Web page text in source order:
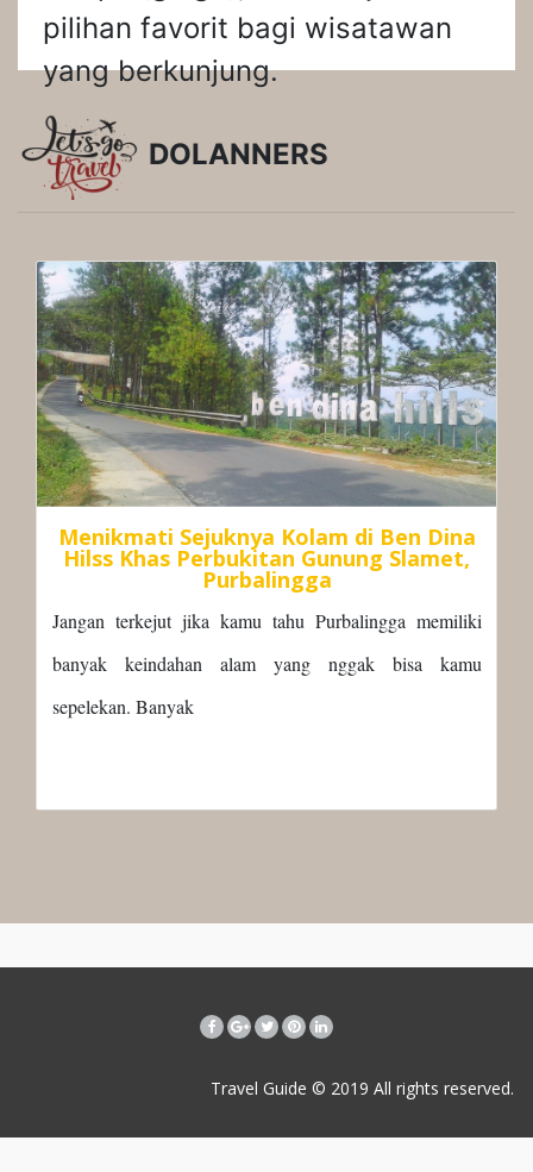
pilihan favorit bagi wisatawan
yang berkunjung.
DOLANNERS
Menikmati Sejuknya Kolam di Ben Dina
Hilss Khas Perbukitan Gunung Slamet,
Purbalingga
Jangan terkejut jika kamu tahu Purbalingga memiliki
banyak keindahan alam yang nggak bisa kamu
sepelekan. Banyak
Travel Guide © 2019 All rights reserved.